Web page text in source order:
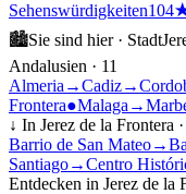
Sehenswürdigkeiten104
🏙Sie sind hier · Stadt
Andalusien · 11
Almeria →Cadiz→
Frontera●Malaga →
↓ In Jerez de la Frontera ·
Barrio de San Mateo→
Santiago→Centro
Entdecken in Jerez de la